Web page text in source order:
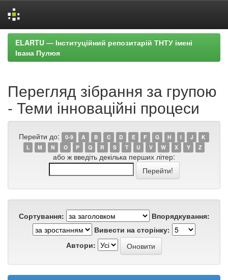
Skip
navigation
ELARTU — Інституційний репозитарій ТНТУ імені
Івана Пулюя
Перегляд зібрання за групою
- Теми інноваційні процеси
Перейти до: 0-9 A B C D E F G H I J
K
L
M N O P Q R S T U V W X Y Z
або ж введіть декілька перших літер:
Сортування:
Впорядкування:
Вивести на сторінку:
Автори: